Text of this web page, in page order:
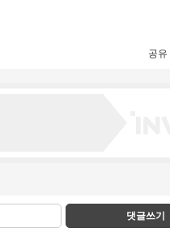
공유
댓글쓰기